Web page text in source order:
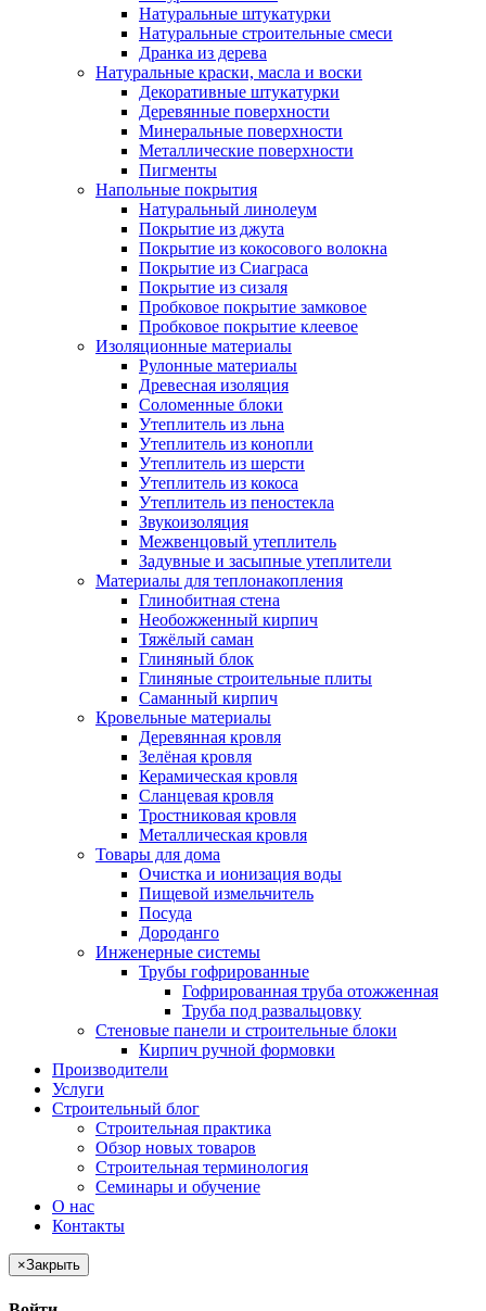
Натуральные штукатурки
Натуральные строительные смеси
Дранка из дерева
Натуральные краски, масла и воски
Декоративные штукатурки
Деревянные поверхности
Минеральные поверхности
Металлические поверхности
Пигменты
Напольные покрытия
Натуральный линолеум
Покрытие из джута
Покрытие из кокосового волокна
Покрытие из Сиаграса
Покрытие из сизаля
Пробковое покрытие замковое
Пробковое покрытие клеевое
Изоляционные материалы
Рулонные материалы
Древесная изоляция
Соломенные блоки
Утеплитель из льна
Утеплитель из конопли
Утеплитель из шерсти
Утеплитель из кокоса
Утеплитель из пеностекла
Звукоизоляция
Межвенцовый утеплитель
Задувные и засыпные утеплители
Материалы для теплонакопления
Глинобитная стена
Необожженный кирпич
Тяжёлый саман
Глиняный блок
Глиняные строительные плиты
Саманный кирпич
Кровельные материалы
Деревянная кровля
Зелёная кровля
Керамическая кровля
Сланцевая кровля
Тростниковая кровля
Металлическая кровля
Товары для дома
Очистка и ионизация воды
Пищевой измельчитель
Посуда
Дороданго
Инженерные системы
Трубы гофрированные
Гофрированная труба отожженная
Труба под развальцовку
Стеновые панели и строительные блоки
Кирпич ручной формовки
Производители
Услуги
Строительный блог
Строительная практика
Обзор новых товаров
Строительная терминология
Семинары и обучение
О нас
Контакты
×Закрыть